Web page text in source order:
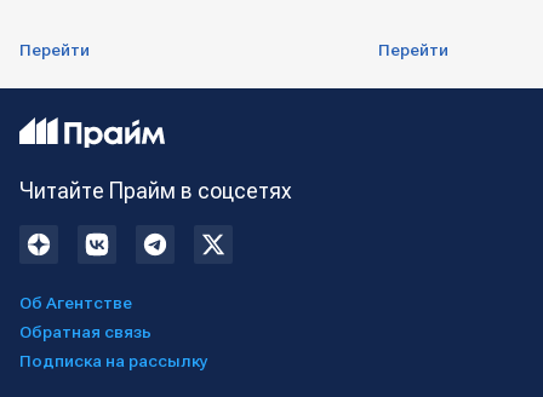
Перейти Перейти
Читайте Прайм в соцсетях
Об Агентстве
Обратная связь
Подписка на рассылку